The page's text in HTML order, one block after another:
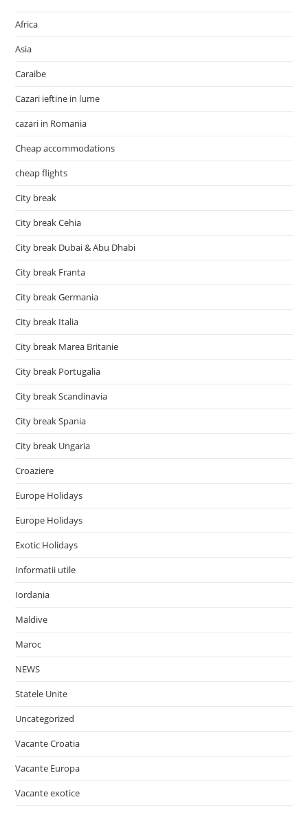
Africa
Asia
Caraibe
Cazari ieftine in lume
cazari in Romania
Cheap accommodations
cheap flights
City break
City break Cehia
City break Dubai & Abu Dhabi
City break Franta
City break Germania
City break Italia
City break Marea Britanie
City break Portugalia
City break Scandinavia
City break Spania
City break Ungaria
Croaziere
Europe Holidays
Europe Holidays
Exotic Holidays
Informatii utile
Iordania
Maldive
Maroc
NEWS
Statele Unite
Uncategorized
Vacante Croatia
Vacante Europa
Vacante exotice